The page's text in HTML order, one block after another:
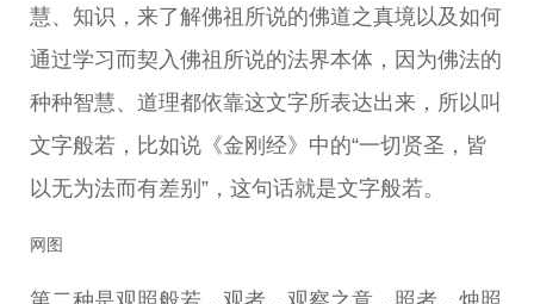
慧、知识，来了解佛祖所说的佛道之真境以及如何
通过学习而契入佛祖所说的法界本体，因为佛法的
种种智慧、道理都依靠这文字所表达出来，所以叫
文字般若，比如说《金刚经》中的“一切贤圣，皆
以无为法而有差别”，这句话就是文字般若。
网图